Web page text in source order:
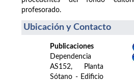
profesorado.
Ubicación y Contacto
Publicaciones
Dependencia
AS152, Planta
Sótano - Edificio